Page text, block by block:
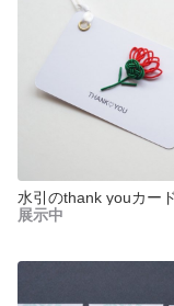
展示中